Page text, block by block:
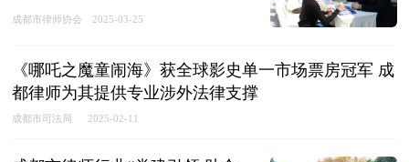
成都市律师协会 2025-03-25
《哪吒之魔童闹海》获全球影史单一市场票房冠军 成
都律师为其提供专业涉外法律支撑
成都市司法局 2025-02-11